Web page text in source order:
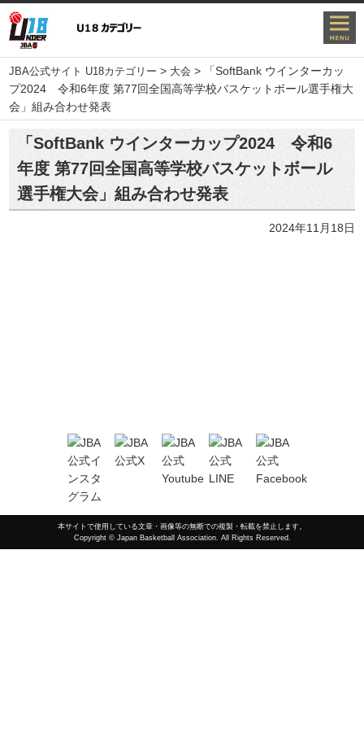
JBA公式サイト U18カテゴリー > 大会 >
「SoftBank ウインターカッ
プ2024 令和6年度 第77回全国高等学校バスケットボール選手権大
会」組み合わせ発表
「SoftBank ウインターカップ2024 令和6
年度 第77回全国高等学校バスケットボール
選手権大会」組み合わせ発表
2024年11月18日
本サイトで使用している文章・画像等の無断での複製・転載を禁止します。
Copyright © Japan Basketball Association. All Rights Reserved.